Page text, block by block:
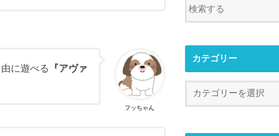
フッちゃん
に遊べる
『アヴァ
カテゴリー